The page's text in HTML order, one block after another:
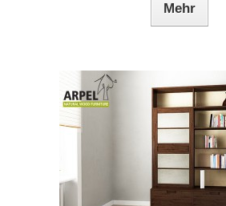
Mehr